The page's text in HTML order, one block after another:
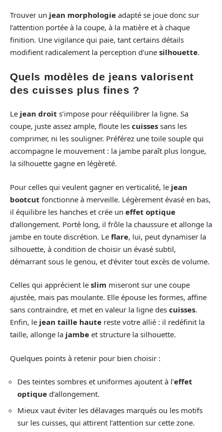
Trouver un jean morphologie adapté se joue donc sur
l’attention portée à la coupe, à la matière et à chaque
finition. Une vigilance qui paie, tant certains détails
modifient radicalement la perception d’une silhouette.
Quels modèles de jeans valorisent
des cuisses plus fines ?
Le jean droit s’impose pour rééquilibrer la ligne. Sa
coupe, juste assez ample, floute les cuisses sans les
comprimer, ni les souligner. Préférez une toile souple qui
accompagne le mouvement : la jambe paraît plus longue,
la silhouette gagne en légèreté.
Pour celles qui veulent gagner en verticalité, le jean
bootcut fonctionne à merveille. Légèrement évasé en bas,
il équilibre les hanches et crée un effet optique
d’allongement. Porté long, il frôle la chaussure et allonge la
jambe en toute discrétion. Le flare, lui, peut dynamiser la
silhouette, à condition de choisir un évasé subtil,
démarrant sous le genou, et d’éviter tout excès de volume.
Celles qui apprécient le slim miseront sur une coupe
ajustée, mais pas moulante. Elle épouse les formes, affine
sans contraindre, et met en valeur la ligne des cuisses.
Enfin, le jean taille haute reste votre allié : il redéfinit la
taille, allonge la jambe et structure la silhouette.
Quelques points à retenir pour bien choisir :
Des teintes sombres et uniformes ajoutent à l’effet
optique d’allongement.
Mieux vaut éviter les délavages marqués ou les motifs
sur les cuisses, qui attirent l’attention sur cette zone.